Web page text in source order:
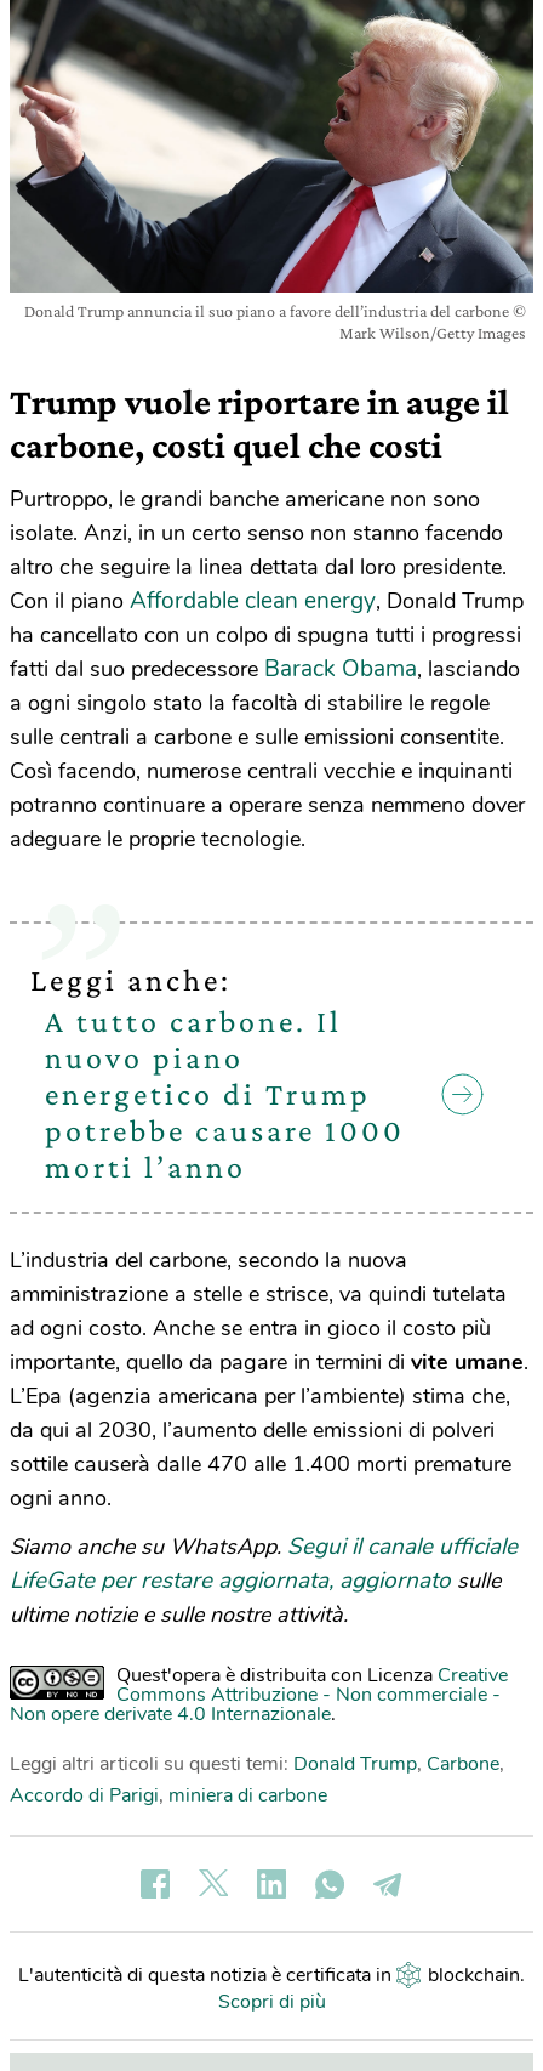
Donald Trump annuncia il suo piano a favore dell’industria del carbone ©
Mark Wilson/Getty Images
Trump vuole riportare in auge il
carbone, costi quel che costi
Purtroppo, le grandi banche americane non sono
isolate. Anzi, in un certo senso non stanno facendo
altro che seguire la linea dettata dal loro presidente.
Con il piano Affordable clean energy, Donald Trump
ha cancellato con un colpo di spugna tutti i progressi
fatti dal suo predecessore Barack Obama, lasciando
a ogni singolo stato la facoltà di stabilire le regole
sulle centrali a carbone e sulle emissioni consentite.
Così facendo, numerose centrali vecchie e inquinanti
potranno continuare a operare senza nemmeno dover
adeguare le proprie tecnologie.
Leggi anche:
A tutto carbone. Il
nuovo piano
energetico di Trump
potrebbe causare 1000
morti l’anno
L’industria del carbone, secondo la nuova
amministrazione a stelle e strisce, va quindi tutelata
ad ogni costo. Anche se entra in gioco il costo più
importante, quello da pagare in termini di vite umane.
L’Epa (agenzia americana per l’ambiente) stima che,
da qui al 2030, l’aumento delle emissioni di polveri
sottile causerà dalle 470 alle 1.400 morti premature
ogni anno.
Siamo anche su WhatsApp. Segui il canale ufficiale
LifeGate per restare aggiornata, aggiornato sulle
ultime notizie e sulle nostre attività.
Quest'opera è distribuita con Licenza Creative
Commons Attribuzione - Non commerciale -
Non opere derivate 4.0 Internazionale.
Leggi altri articoli su questi temi: Donald Trump, Carbone,
Accordo di Parigi, miniera di carbone
L'autenticità di questa notizia è certificata in blockchain.
Scopri di più